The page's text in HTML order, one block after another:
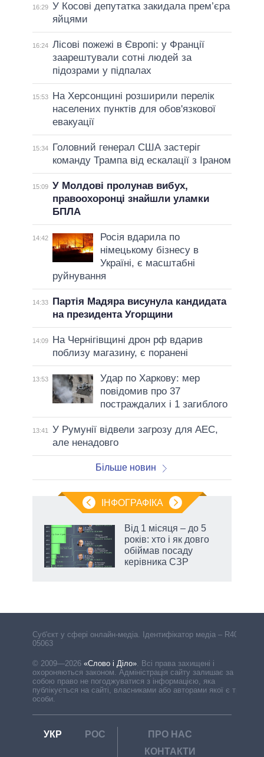
16:29 У Косові депутатка закидала прем’єра
яйцями
16:24 Лісові пожежі в Європі: у Франції
заарештували сотні людей за
підозрами у підпалах
15:53
На Херсонщині розширили перелік
населених пунктів для обов'язкової
евакуації
15:34
Головний генерал США застеріг
команду Трампа від ескалації з Іраном
15:09 У Молдові пролунав вибух,
правоохоронці знайшли уламки
БПЛА
14:42
Росія вдарила по
німецькому бізнесу в
Україні, є масштабні
руйнування
14:33
Партія Мадяра висунула кандидата
на президента Угорщини
14:09
На Чернігівщині дрон рф вдарив
поблизу магазину, є поранені
13:53
Удар по Харкову: мер
повідомив про 37
постраждалих і 1 загиблого
13:41
У Румунії відвели загрозу для АЕС,
але ненадовго
Більше новин
ІНФОГРАФІКА
Від 1 місяця – до 5
років: хто і як довго
обіймав посаду
керівника СЗР
Cуб'єкт у сфері онлайн-медіа. Ідентифікатор медіа – R40-
05063
© 2009—2026 «Слово і Діло». Всі права захищені і
охороняються законом. Адміністрація сайту залишає за
собою право не погоджуватися з інформацією, яка
публікується на сайті, власниками або авторами якої є треті
особи.
УКР РОС
ПРО НАС
КОНТАКТИ